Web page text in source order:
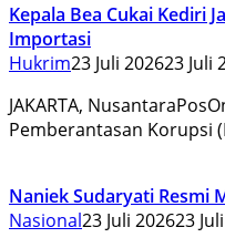
Kepala Bea Cukai Kediri
Importasi
Hukrim23 Juli 202623 Juli
JAKARTA,
Pemberantasan Korupsi
Naniek Sudaryati Resmi
Nasional23 Juli 202623